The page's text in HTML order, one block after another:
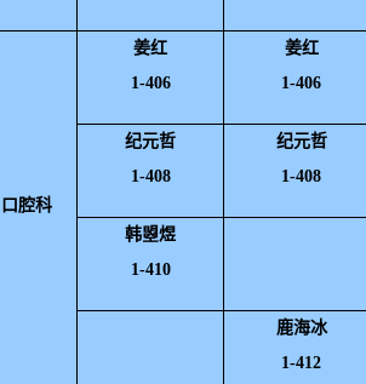
口腔科
姜红
1-406
姜红
1-406
纪元哲
1-408
纪元哲
1-408
韩曌煜
1-410
鹿海冰
1-412